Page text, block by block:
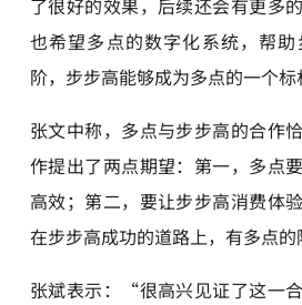
了很好的效果，后续还会有更多
也希望多点的数字化系统，帮
阶，步步高能够成为多点的一个标
张文中称，多点与步步高的合作
作提出了两点期望：第一，多点
高效；第二，要让步步高消费体
在步步高成功的道路上，有多点的
张斌表示：“很高兴见证了这一